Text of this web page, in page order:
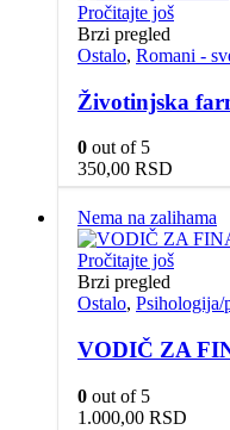
Pročitajte još
Brzi pregled
Ostalo, Romani -
Životinjska
0 out of 5
350,00 RSD
Nema na zalihama
Pročitajte još
Brzi pregled
Ostalo, Psihologija/
VODIČ ZA
0 out of 5
1.000,00 RSD